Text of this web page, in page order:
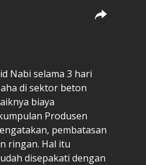
Nabi selama 3 hari
di sektor beton
biaya
Produsen
pembatasan
ringan. Hal itu
disepakati dengan